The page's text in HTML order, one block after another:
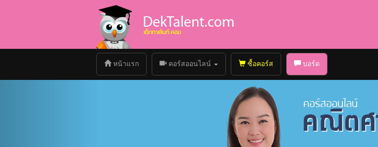
หน้าแรก(current) คอร์สออนไลน์ ซื้อคอร์ส บอร์ด